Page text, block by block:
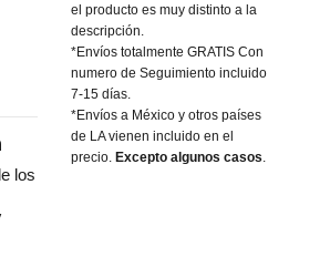
los
el producto es muy distinto a la
descripción.
*Envíos totalmente GRATIS Con
numero de Seguimiento incluido
7-15 días.
*Envíos a México y otros países
de LA vienen incluido en el
precio.Excepto algunos casos